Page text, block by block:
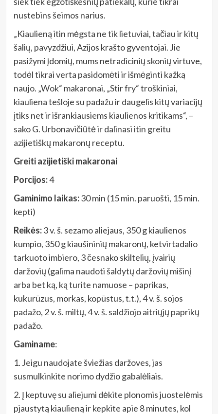
nustebins šeimos narius.
„Kiaulieną itin mėgsta ne tik lietuviai, tačiau ir kitų
šalių, pavyzdžiui, Azijos krašto gyventojai. Jie
pasižymi įdomių, mums netradicinių skonių virtuve,
todėl tikrai verta pasidomėti ir išmėginti kažką
naujo. „Wok“ makaronai, „Stir fry“ troškiniai,
kiauliena tešloje su padažu ir daugelis kitų variacijų
įtiks net ir išrankiausiems kiaulienos kritikams“, –
sako G. Urbonavičiūtė ir dalinasi itin greitu
azijietiškų makaronų receptu.
Greiti azijietiški makaronai
Porcijos:4
Gaminimo laikas:30 min (15 min. paruošti, 15 min.
kepti)
Reikės:3 v. š. sezamo aliejaus, 350 g kiaulienos
kumpio, 350 g kiaušininių makaronų, ketvirtadalio
tarkuoto imbiero, 3 česnako skiltelių, įvairių
daržovių (galima naudoti šaldytų daržovių mišinį
arba bet ką, ką turite namuose – paprikas,
kukurūzus, morkas, kopūstus, t.t.), 4 v. š. sojos
padažo, 2 v. š. miltų, 4 v. š. saldžiojo aitriųjų paprikų
padažo.
Gaminame:
1. Jeigu naudojate šviežias daržoves, jas
susmulkinkite norimo dydžio gabalėliais.
2. Į keptuvę su aliejumi dėkite plonomis juostelėmis
pjaustytą kiaulieną ir kepkite apie 8 minutes, kol